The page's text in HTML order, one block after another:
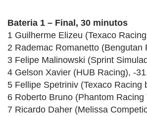
Bateria 1 – Final, 30 minutos
1 Guilherme Elizeu (Texaco
2 Rademac Romanetto (Bengutan
3 Felipe Malinowski (Sprint
4 Gelson Xavier (HUB Racing), -
5 Fellipe Spetriniv (Texaco Racing
6 Roberto Bruno (Phantom Racing
7 Ricardo Daher (Melissa